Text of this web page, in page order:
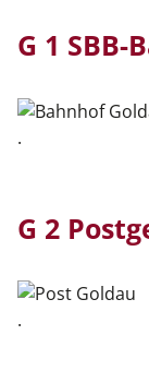
G 1 SBB-
.
G 2
.